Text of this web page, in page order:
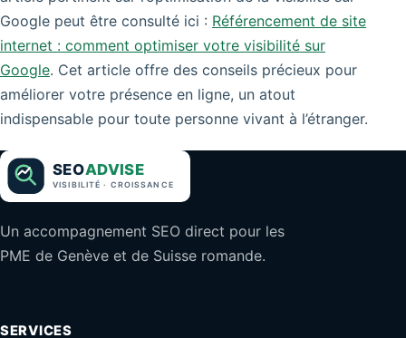
Google peut être consulté ici : Référencement de site
internet : comment optimiser votre visibilité sur
Google. Cet article offre des conseils précieux pour
améliorer votre présence en ligne, un atout
indispensable pour toute personne vivant à l’étranger.
Un accompagnement SEO direct pour les
PME de Genève et de Suisse romande.
SERVICES